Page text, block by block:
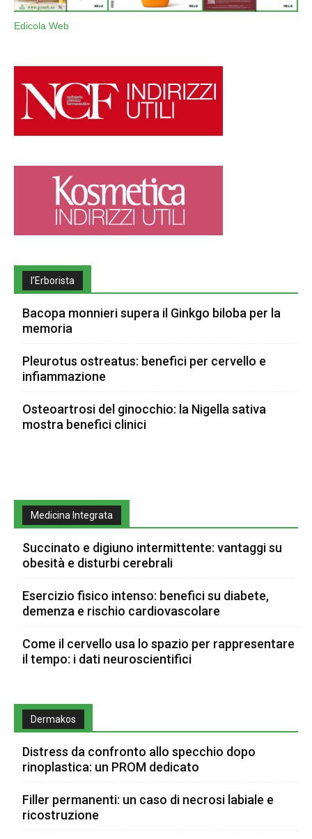
Edicola Web
l’Erborista
Bacopa monnieri supera il Ginkgo biloba per la
memoria
Pleurotus ostreatus: benefici per cervello e
infiammazione
Osteoartrosi del ginocchio: la Nigella sativa
mostra benefici clinici
Medicina Integrata
Succinato e digiuno intermittente: vantaggi su
obesità e disturbi cerebrali
Esercizio fisico intenso: benefici su diabete,
demenza e rischio cardiovascolare
Come il cervello usa lo spazio per rappresentare
il tempo: i dati neuroscientifici
Dermakos
Distress da confronto allo specchio dopo
rinoplastica: un PROM dedicato
Filler permanenti: un caso di necrosi labiale e
ricostruzione